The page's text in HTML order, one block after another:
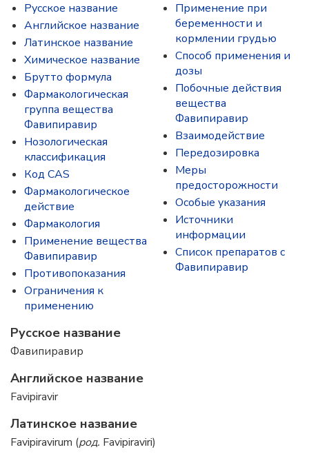
Русское название
Английское название
Латинское название
Химическое название
Брутто формула
Фармакологическая
группа вещества
Фавипиравир
Нозологическая
классификация
Код CAS
Фармакологическое
действие
Фармакология
Применение вещества
Фавипиравир
Противопоказания
Ограничения к
применению
Применение при
беременности и
кормлении грудью
Способ применения и
дозы
Побочные действия
вещества
Фавипиравир
Взаимодействие
Передозировка
Меры
предосторожности
Особые указания
Источники
информации
Список препаратов с
Фавипиравир
Русское название
Фавипиравир
Английское название
Favipiravir
Латинское название
Favipiravirum (род. Favipiraviri)